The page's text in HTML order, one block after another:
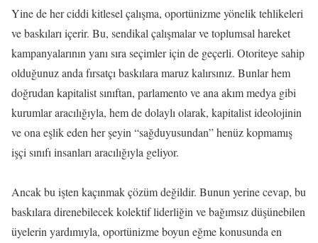
Yine de her ciddi kitlesel çalışma, oportünizme yönelik tehlikeleri
ve baskıları içerir. Bu, sendikal çalışmalar ve toplumsal hareket
kampanyalarının yanı sıra seçimler için de geçerli. Otoriteye sahip
olduğunuz anda fırsatçı baskılara maruz kalırsınız. Bunlar hem
doğrudan kapitalist sınıftan, parlamento ve ana akım medya gibi
kurumlar aracılığıyla, hem de dolaylı olarak, kapitalist ideolojinin
ve ona eşlik eden her şeyin “sağduyusundan” henüz kopmamış
işçi sınıfı insanları aracılığıyla geliyor.
Ancak bu işten kaçınmak çözüm değildir. Bunun yerine cevap, bu
baskılara direnebilecek kolektif liderliğin ve bağımsız düşünebilen
üyelerin yardımıyla, oportünizme boyun eğme konusunda en